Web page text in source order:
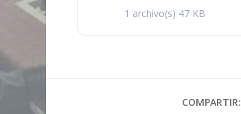
1 archivo(s) 47 KB
COMPARTIR: